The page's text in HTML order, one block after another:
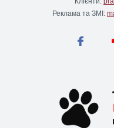
Реклама та ЗМІ: